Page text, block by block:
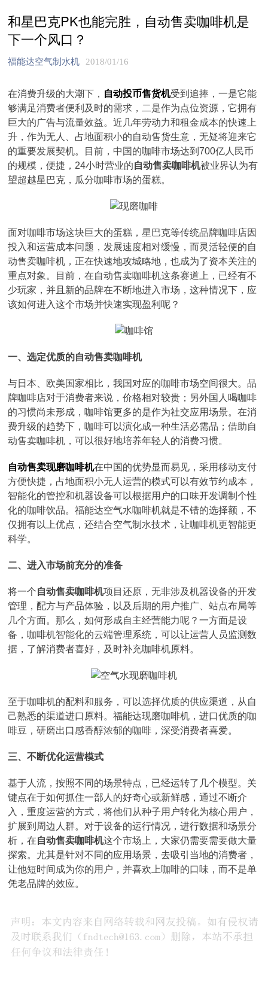
和星巴克PK也能完胜，自动售卖咖啡机是
下一个风口？
福能达空气制水机 2018/01/16
在消费升级的大潮下， 自动投币售货机受到追捧，一是它能
够满足消费者便利及时的需求，二是作为点位资源，它拥有
巨大的广告与流量效益。近几年劳动力和租金成本的快速上
升，作为无人、占地面积小的自动售货生意，无疑将迎来它
的重要发展契机。目前，中国的咖啡市场达到700亿人民币
的规模，便捷，24小时营业的自动售卖咖啡机被业界认为有
望超越星巴克，瓜分咖啡市场的蛋糕。
面对咖啡市场这块巨大的蛋糕，星巴克等传统品牌咖啡店因
投入和运营成本问题，发展速度相对缓慢，而灵活轻便的自
动售卖咖啡机，正在快速地攻城略地，也成为了资本关注的
重点对象。目前，在自动售卖咖啡机这条赛道上，已经有不
少玩家，并且新的品牌在不断地进入市场，这种情况下，应
该如何进入这个市场并快速实现盈利呢？
一、选定优质的自动售卖咖啡机
与日本、欧美国家相比，我国对应的咖啡市场空间很大。品
牌咖啡店对于消费者来说，价格相对较贵；另外国人喝咖啡
的习惯尚未形成，咖啡馆更多的是作为社交应用场景。在消
费升级的趋势下，咖啡可以演化成一种生活必需品；借助自
动售卖咖啡机，可以很好地培养年轻人的消费习惯。
自动售卖现磨咖啡机在中国的优势显而易见，采用移动支付
方便快捷，占地面积小无人运营的模式可以有效节约成本，
智能化的管控和机器设备可以根据用户的口味开发调制个性
化的咖啡饮品。福能达空气水咖啡机就是不错的选择额，不
仅拥有以上优点，还结合空气制水技术，让咖啡机更智能更
科学。
二、进入市场前充分的准备
将一个自动售卖咖啡机项目还原，无非涉及机器设备的开发
管理，配方与产品体验，以及后期的用户推广、站点布局等
几个方面。那么，如何形成自主经营能力呢？一方面是设
备，咖啡机智能化的云端管理系统，可以让运营人员监测数
据，了解消费者喜好，及时补充咖啡机原料。
至于咖啡机的配料和服务，可以选择优质的供应渠道，从自
己熟悉的渠道进口原料。福能达现磨咖啡机，进口优质的咖
啡豆，研磨出口感香醇浓郁的咖啡，深受消费者喜爱。
三、不断优化运营模式
基于人流，按照不同的场景特点，已经运转了几个模型。关
键点在于如何抓住一部人的好奇心或新鲜感，通过不断介
入，重度运营的方式，将他们从种子用户转化为核心用户，
扩展到周边人群。对于设备的运行情况，进行数据和场景分
析，在自动售卖咖啡机这个市场上，大家仍需要需要做大量
探索。尤其是针对不同的应用场景，去吸引当地的消费者，
让他短时间成为你的用户，并喜欢上咖啡的口味，而不是单
凭老品牌的效应。